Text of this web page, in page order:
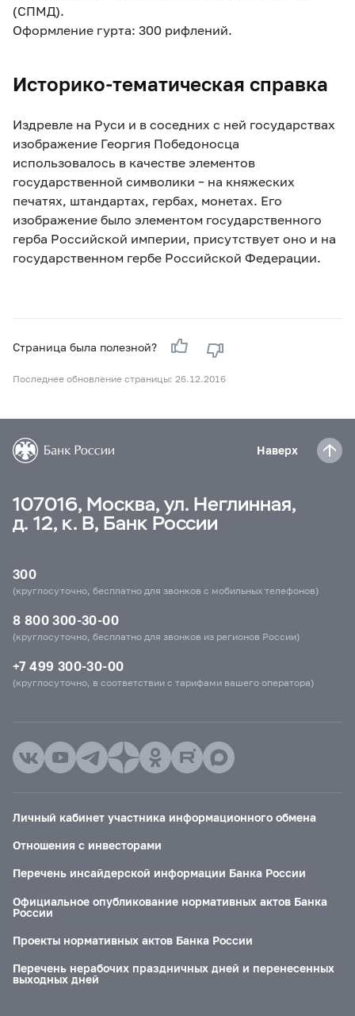
(СПМД).
Оформление гурта: 300 рифлений.
Историко-тематическая справка
Издревле на Руси и в соседних с ней государствах
изображение Георгия Победоносца
использовалось в качестве элементов
государственной символики – на княжеских
печатях, штандартах, гербах, монетах. Его
изображение было элементом государственного
герба Российской империи, присутствует оно и на
государственном гербе Российской Федерации.
Страница была полезной?
Последнее обновление страницы: 26.12.2016
Наверх
107016, Москва, ул. Неглинная,
д. 12, к. В, Банк России
300
(круглосуточно, бесплатно для звонков с мобильных телефонов)
8 800 300-30-00
(круглосуточно, бесплатно для звонков из регионов России)
+7 499 300-30-00
(круглосуточно, в соответствии с тарифами вашего оператора)
Личный кабинет участника информационного обмена
Отношения с инвесторами
Перечень инсайдерской информации Банка России
Официальное опубликование нормативных актов Банка
России
Проекты нормативных актов Банка России
Перечень нерабочих праздничных дней и перенесенных
выходных дней